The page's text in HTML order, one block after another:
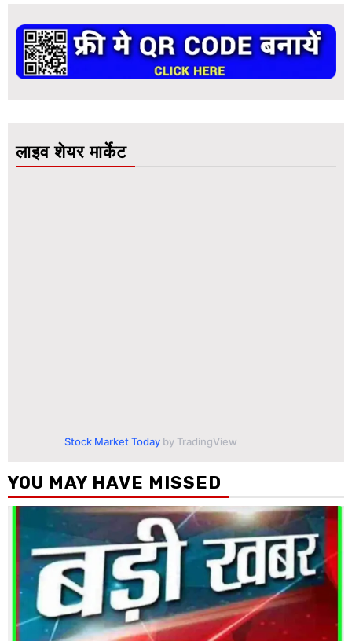
लाइव शेयर मार्केट
Stock Market Today by TradingView
YOU MAY HAVE MISSED